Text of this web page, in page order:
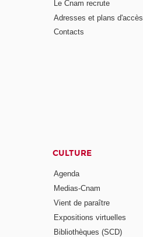
Le Cnam recrute
Adresses et plans d'accès
Contacts
CULTURE
Agenda
Medias-Cnam
Vient de paraître
Expositions virtuelles
Bibliothèques (SCD)